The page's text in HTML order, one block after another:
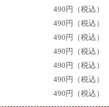
490円（税込）
490円（税込）
490円（税込）
490円（税込）
490円（税込）
490円（税込）
490円（税込）